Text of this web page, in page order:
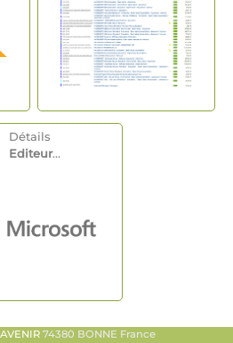
Détails
Editeur...
74380 BONNE France